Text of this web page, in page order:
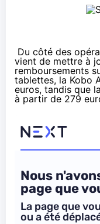
Du côté des
vient de mettre à
remboursements
tablettes, la Kobo
euros, tandis que
à partir de 279